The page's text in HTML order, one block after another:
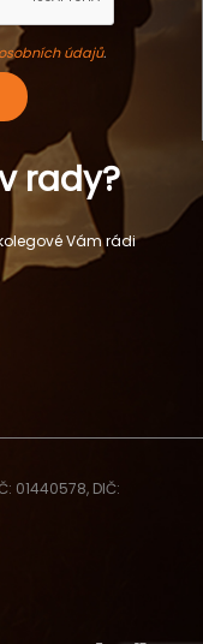
údajů.
rady?
Vám rádi
01440578, DIČ: